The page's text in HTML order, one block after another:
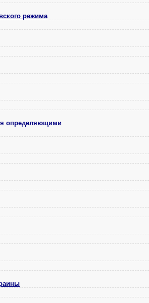
режима
определяющими